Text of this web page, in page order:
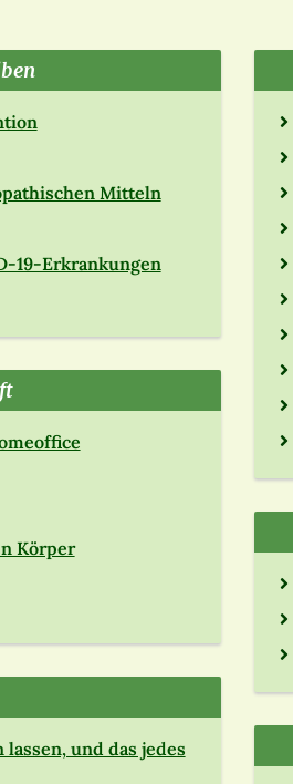
Mitteln
19-Erkrankungen
Körper
und das jedes